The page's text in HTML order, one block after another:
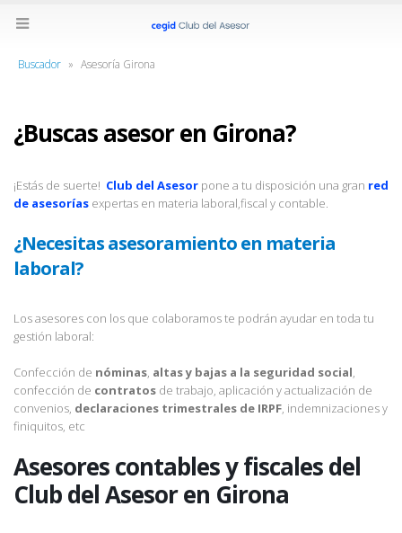
Buscador » Asesoría Girona
¿Buscas asesor en Girona?
¡Estás de suerte! Club del Asesor pone a tu disposición una gran red
de asesorías expertas en materia laboral,fiscal y contable.
¿Necesitas asesoramiento en materia
laboral?
Los asesores con los que colaboramos te podrán ayudar en toda tu
gestión laboral:
Confección de nóminas, altas y bajas a la seguridad social,
confección de contratos de trabajo, aplicación y actualización de
convenios, declaraciones trimestrales de IRPF, indemnizaciones y
finiquitos, etc
Asesores contables y fiscales del
Club del Asesor en Girona